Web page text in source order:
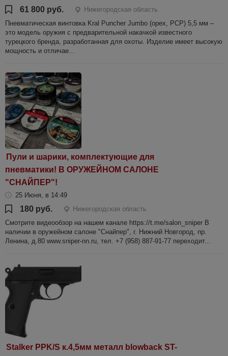
61 800 руб.
Нижегородская область
Пневматическая винтовка Kral Puncher Jumbo (орех, PCP) 5,5 мм –
это модель оружия с предварительной накачкой известного
турецкого бренда, разработанная для охоты. Изделие имеет высокую
мощность и отличае...
Пули и шарики, комплектующие для
пневматики! В ОРУЖЕЙНОМ САЛОНЕ
"СНАЙПЕР"!
25 Июня, в 14:49
180 руб.
Нижегородская область
Смотрите видеообзор на нашем канале https://t.me/salon_sniper В
наличии в оружейном салоне "Снайпер", г. Нижний Новгород, пр.
Ленина, д.80 www.sniper-nn.ru, тел. +7 (958) 887-91-77 переходит...
Stalker PPK/S к.4,5мм металл blowback ST-